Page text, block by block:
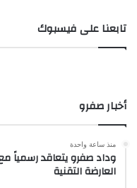
تابعنا على فيسبوك
أخبار صفرو
منذ ساعة واحدة
وداد صفرو يتعاقد رسمياً
العارضة التقنية